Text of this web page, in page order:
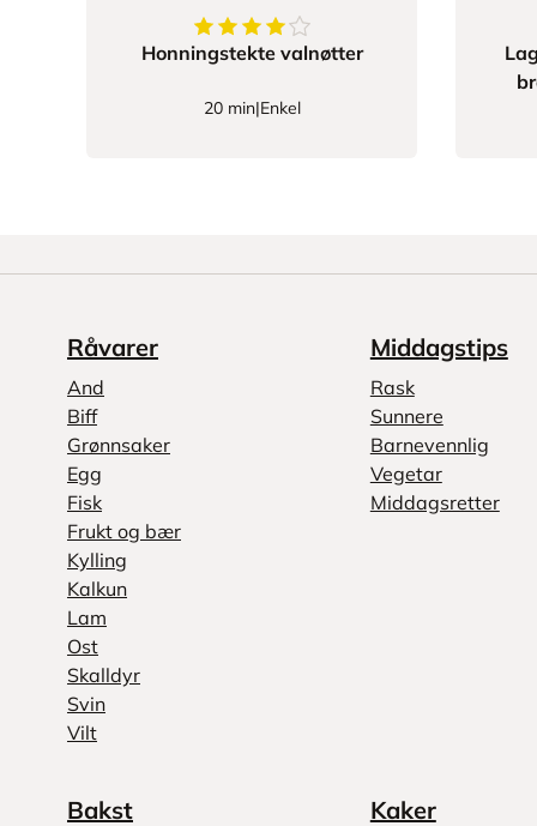
4.333333333333333
Honningstekte valnøtter
20 min|Enkel
Råvarer
And
Biff
Grønnsaker
Egg
Fisk
Frukt og bær
Kylling
Kalkun
Lam
Ost
Skalldyr
Svin
Vilt
Middagstips
Rask
Sunnere
Barnevennlig
Vegetar
Middagsretter
Bakst Kaker